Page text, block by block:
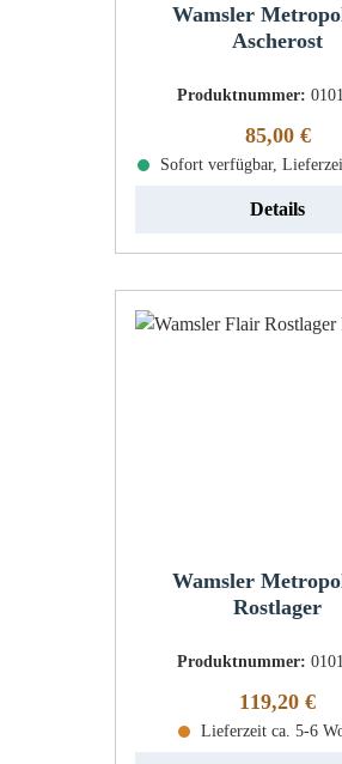
Wamsler
Ascherost
Produktnummer:
Regulärer
85,00 €
Sofort verfügbar,
Details
Wamsler
Rostlager
Produktnummer:
Regulärer
119,20 €
Lieferzeit ca. 5-6